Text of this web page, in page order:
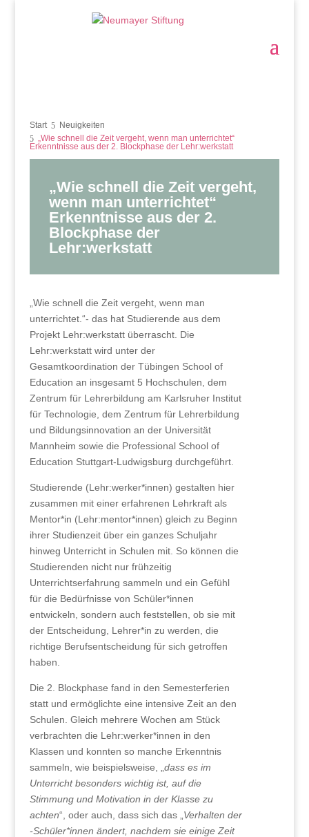
Start
Neuigkeiten
„Wie schnell die Zeit vergeht, wenn man unterrichtet“
Erkenntnisse aus der 2. Blockphase der Lehr:werkstatt
„Wie schnell die Zeit vergeht,
wenn man unterrichtet“
Erkenntnisse aus der 2.
Blockphase der
Lehr:werkstatt
„Wie schnell die Zeit vergeht, wenn man
unterrichtet.“- das hat Studierende aus dem
Projekt Lehr:werkstatt überrascht. Die
Lehr:werkstatt wird unter der
Gesamtkoordination der Tübingen School of
Education an insgesamt 5 Hochschulen, dem
Zentrum für Lehrerbildung am Karlsruher Institut
für Technologie, dem Zentrum für Lehrerbildung
und Bildungsinnovation an der Universität
Mannheim sowie die Professional School of
Education Stuttgart-Ludwigsburg durchgeführt.
Studierende (Lehr:werker*innen) gestalten hier
zusammen mit einer erfahrenen Lehrkraft als
Mentor*in (Lehr:mentor*innen) gleich zu Beginn
ihrer Studienzeit über ein ganzes Schuljahr
hinweg Unterricht in Schulen mit. So können die
Studierenden nicht nur frühzeitig
Unterrichtserfahrung sammeln und ein Gefühl
für die Bedürfnisse von Schüler*innen
entwickeln, sondern auch feststellen, ob sie mit
der Entscheidung, Lehrer*in zu werden, die
richtige Berufsentscheidung für sich getroffen
haben.
Die 2. Blockphase fand in den Semesterferien
statt und ermöglichte eine intensive Zeit an den
Schulen. Gleich mehrere Wochen am Stück
verbrachten die Lehr:werker*innen in den
Klassen und konnten so manche Erkenntnis
sammeln, wie beispielsweise,
dass es im
Unterricht besonders wichtig ist, auf die
Stimmung und Motivation in der Klasse zu
achten“, oder auch, dass sich das „ Verhalten der
-Schüler*innen ändert, nachdem sie einige Zeit